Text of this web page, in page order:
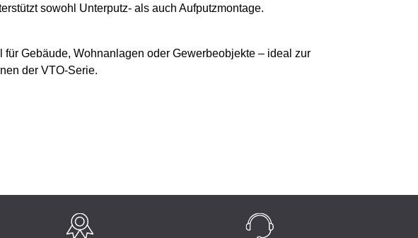
sowohl Unterputz- als auch Aufputzmontage.
Gebäude, Wohnanlagen oder Gewerbeobjekte – ideal zur
der VTO-Serie.